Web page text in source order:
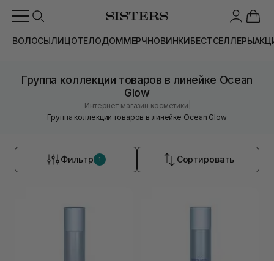
ВОЛОСЫЛИЦОТЕЛОДОММЕРЧНОВИНКИБЕСТСЕЛЛЕРЫ
Группа коллекции товаров в линейке Ocean
Glow
Интернет магазин косметики
Группа коллекции товаров в линейке Ocean Glow
Фильтр 1 Сортировать